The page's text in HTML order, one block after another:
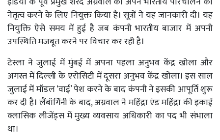
नेतृत्व करने के लिए नियुक्त किया है। सूत्रों ने यह जानकारी दी। यह
नियुक्ति ऐसे समय में हुई है जब कंपनी भारतीय बाजार में अपनी
उपस्थिति मजबूत करने पर विचार कर रही है।
टेस्ला ने जुलाई में मुंबई में अपना पहला अनुभव केंद्र खोला और
अगस्त में दिल्ली के एरोसिटी में दूसरा अनुभव केंद्र खोला। इस साल
जुलाई में मॉडल ‘वाई’ पेश करने के बाद कंपनी ने इसकी आपूर्ति शुरू
कर दी है। लैंबॉर्गिनी के बाद, अग्रवाल ने महिंद्रा एंड महिंद्रा की इकाई
क्लासिक लीजेंड्स में मुख्य व्यवसाय अधिकारी का पद भी संभाला
था।